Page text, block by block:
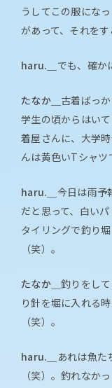
うしてこの服にな
があって、それをす
haru.＿ でも、確か
たなか＿ 古着ばっ
学生の頃からはい
着屋さんに、大学
んは黄色いTシャツ
haru.＿ 今日は雨予
だと思って、白い
タイリングで釣り
（笑）。
たなか＿釣りをし
り針を堀に入れる
（笑）。
haru.＿
あれは魚た
（笑）。釣れなか